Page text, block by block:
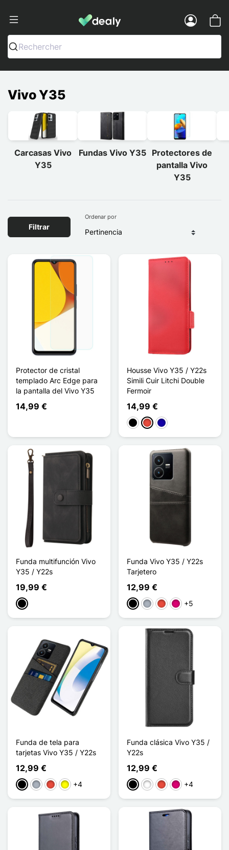
Dealy - Fundas y accesorios para
Rechercher
Vivo Y35
Carcasas Vivo
Y35
Fundas Vivo Y35 Protectores de
pantalla Vivo
Y35
Filtrar
Ordenar por
Protector de cristal
templado Arc Edge para
la pantalla del Vivo Y35
14,99 €
Housse Vivo Y35 / Y22s
Simili Cuir Litchi Double
Fermoir
14,99 €
NegroRojoAzul oscuro
Funda multifunción Vivo
Y35 / Y22s
19,99 €
Negro
Funda Vivo Y35 / Y22s
Tarjetero
12,99 €
NegroGris RojoMagenta
+5
Funda de tela para
tarjetas Vivo Y35 / Y22s
12,99 €
NegroGris RojoAmarillo
+4
Funda clásica Vivo Y35 /
Y22s
12,99 €
NegroBlancoRojoMagenta
+4